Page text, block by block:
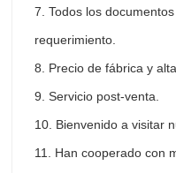
7. Todos los
requerimiento.
8. Precio de fábrica y
9. Servicio post-venta.
10. Bienvenido a visitar
11. Han cooperado con